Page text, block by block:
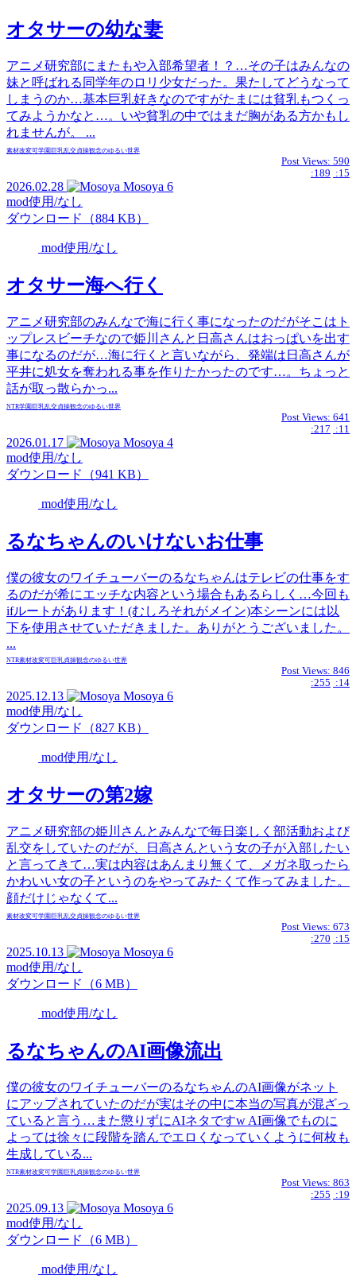
オタサーの幼な妻
アニメ研究部にまたもや入部希望者！？…その子はみんなの
妹と呼ばれる同学年のロリ少女だった。果たしてどうなって
しまうのか…基本巨乳好きなのですがたまには貧乳もつくっ
てみようかなと…。いや貧乳の中ではまだ胸がある方かもし
れませんが。 ...
素材改変可学園 巨乳乱交貞操観念のゆるい世界
Post Views: 590
:189 :15
2026.02.28 Mosoya 6
mod使用/なし
ダウンロード（884 KB）
mod使用/なし
オタサー海へ行く
アニメ研究部のみんなで海に行く事になったのだがそこはト
ップレスビーチなので姫川さんと日高さんはおっぱいを出す
事になるのだが…海に行くと言いながら、発端は日高さんが
平井に処女を奪われる事を作りたかったのです…。ちょっと
話が取っ散らかっ...
NTR学園 巨乳乱交貞操観念のゆるい世界
Post Views: 641
:217 :11
2026.01.17 Mosoya 4
mod使用/なし
ダウンロード（941 KB）
mod使用/なし
るなちゃんのいけないお仕事
僕の彼女のワイチューバーのるなちゃんはテレビの仕事をす
るのだが希にエッチな内容という場合もあるらしく…今回も
ifルートがあります！(むしろそれがメイン)本シーンには以
下を使用させていただきました。ありがとうございました。
...
NTR素材改変可巨乳貞操観念のゆるい世界
Post Views: 846
:255 :14
2025.12.13 Mosoya 6
mod使用/なし
ダウンロード（827 KB）
mod使用/なし
オタサーの第2嫁
アニメ研究部の姫川さんとみんなで毎日楽しく部活動および
乱交をしていたのだが、日高さんという女の子が入部したい
と言ってきて…実は内容はあんまり無くて、メガネ取ったら
かわいい女の子というのをやってみたくて作ってみました。
顔だけじゃなくて...
素材改変可学園 巨乳 乱交貞操観念のゆるい世界
Post Views: 673
:270 :15
2025.10.13 Mosoya 6
mod使用/なし
ダウンロード（6 MB）
mod使用/なし
るなちゃんのAI画像流出
僕の彼女のワイチューバーのるなちゃんのAI画像がネット
にアップされていたのだが実はその中に本当の写真が混ざっ
ていると言う…また懲りずにAIネタですw AI画像でものに
よっては徐々に段階を踏んでエロくなっていくように何枚も
生成している...
NTR素材改変可学園巨乳 貞操観念のゆるい世界
Post Views: 863
:255 :19
2025.09.13 Mosoya 6
mod使用/なし
ダウンロード（6 MB）
mod使用/なし